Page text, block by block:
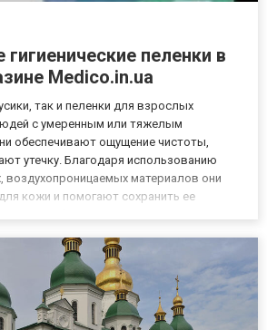
пеленки в
Medico.in.ua
так и пеленки для взрослых
с умеренным или тяжелым
обеспечивают ощущение чистоты,
утечку. Благодаря использованию
воздухопроницаемых материалов они
кожи и помогают сохранить ее
по размеру и количест...